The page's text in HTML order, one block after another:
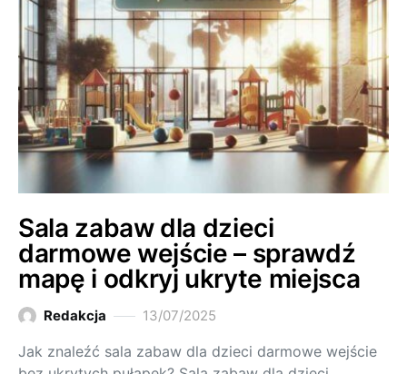
Sala zabaw dla dzieci
darmowe wejście – sprawdź
mapę i odkryj ukryte miejsca
Redakcja 13/07/2025
Jak znaleźć sala zabaw dla dzieci darmowe wejście